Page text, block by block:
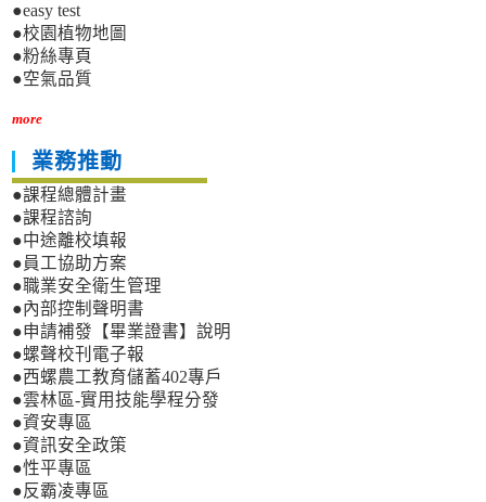
●easy test
●校園植物地圖
●粉絲專頁
●空氣品質
more
業務推動
●課程總體計畫
●課程諮詢
●中途離校填報
●員工協助方案
●職業安全衛生管理
●內部控制聲明書
●申請補發【畢業證書】說明
●螺聲校刊電子報
●西螺農工教育儲蓄402專戶
●雲林區-實用技能學程分發
●資安專區
●資訊安全政策
●性平專區
●反霸凌專區